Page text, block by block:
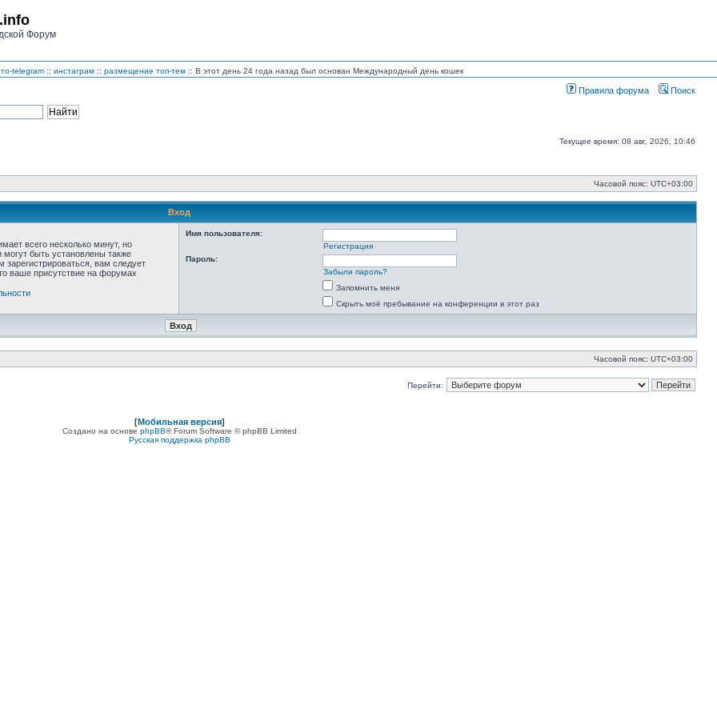
Форум
telegram :: инстаграм :: размещение топ-тем :: В этот день 24 года назад был основан Международный день кошек
Правила форума Поиск
Текущее время: 08 авг, 2026, 10:46
Часовой пояс: UTC+03:00
Вход
всего несколько минут, но
быть установлены также
зарегистрироваться, вам следует
ваше присутствие на форумах
Имя пользователя:
Регистрация
Пароль:
Забыли пароль?
Запомнить меня
Скрыть моё пребывание на конференции в этот раз
Часовой пояс: UTC+03:00
Перейти:
[Мобильная версия]
Создано на основе phpBB® Forum Software © phpBB Limited
Русская поддержка phpBB